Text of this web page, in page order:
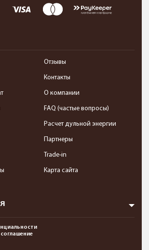
Отзывы
Контакты
О компании
FAQ (частые вопросы)
Расчет дульной энергии
Партнеры
Trade-in
Карта сайта